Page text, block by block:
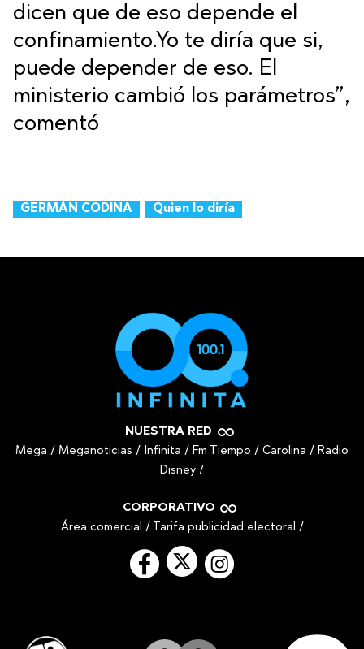
dicen que de eso depende el
confinamiento.Yo te diría que si,
puede depender de eso. El
ministerio cambió los parámetros”,
comentó
GERMÁN CODINA Quien lo diría
NUESTRA RED
Mega / Meganoticias / Infinita / Fm Tiempo / Carolina / Radio
Disney /
CORPORATIVO
Área comercial / Tarifa publicidad electoral /